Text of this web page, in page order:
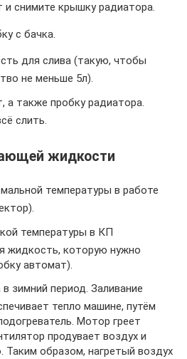
и снимите крышку радиатора.
с бачка.
для слива (такую, чтобы
не меньше 5л).
а также пробку радиатора.
слить.
жидкости
температуры в работе
температуры в КП
жидкость, которую нужно
автомат).
зимний период. Заливание
тепло машине, путём
Мотор греет
продувает воздух и
Таким образом, нагретый воздух